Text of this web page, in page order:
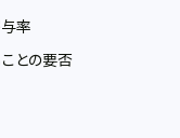
率
との要否